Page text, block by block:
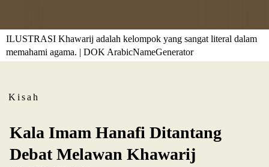
ILUSTRASI Khawarij adalah kelompok yang sangat literal dalam
memahami agama. | DOK ArabicNameGenerator
Kisah
Kala Imam Hanafi Ditantang
Debat Melawan Khawarij